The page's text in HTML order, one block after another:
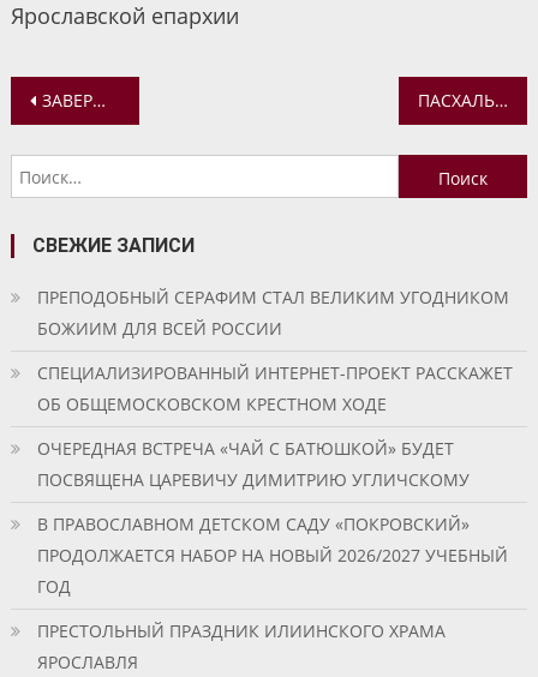
Ярославской епархии
Навигация
по
записям
ЗАВЕРШИЛСЯ УЧЕБНЫЙ ГОД В ВОСКРЕСНОЙ ШКОЛЕ БОГОЯВЛЕНСКОГО ХРАМА ПАСХАЛЬНЫЙ ДЕТСКИЙ КОНЦЕРТ ПРОШЕЛ В СВЯТО-ТИХОНОВСКОМ ХРАМЕ ЯРОСЛАВЛЯ
Найти:
СВЕЖИЕ ЗАПИСИ
ПРЕПОДОБНЫЙ СЕРАФИМ СТАЛ ВЕЛИКИМ УГОДНИКОМ
БОЖИИМ ДЛЯ ВСЕЙ РОССИИ
СПЕЦИАЛИЗИРОВАННЫЙ ИНТЕРНЕТ-ПРОЕКТ РАССКАЖЕТ
ОБ ОБЩЕМОСКОВСКОМ КРЕСТНОМ ХОДЕ
ОЧЕРЕДНАЯ ВСТРЕЧА «ЧАЙ С БАТЮШКОЙ» БУДЕТ
ПОСВЯЩЕНА ЦАРЕВИЧУ ДИМИТРИЮ УГЛИЧСКОМУ
В ПРАВОСЛАВНОМ ДЕТСКОМ САДУ «ПОКРОВСКИЙ»
ПРОДОЛЖАЕТСЯ НАБОР НА НОВЫЙ 2026/2027 УЧЕБНЫЙ
ГОД
ПРЕСТОЛЬНЫЙ ПРАЗДНИК ИЛИИНСКОГО ХРАМА
ЯРОСЛАВЛЯ